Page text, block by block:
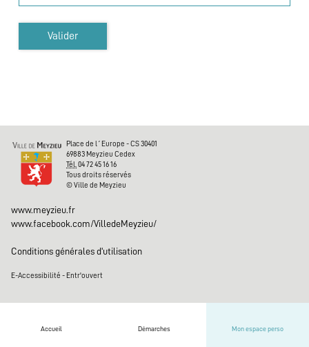
Urbanisme
Médiathèque
Conservatoire
Base nautique
Evénements
Accueil Démarches Mon espace perso
Valider
Place de l´Europe - CS 30401
69883 Meyzieu Cedex
Tél.04 72 45 16 16
Tous droits réservés
© Ville de Meyzieu
www.meyzieu.fr
www.facebook.com/VilledeMeyzieu/
Conditions générales d'utilisation
E-Accessibilité - Entr'ouvert
Haut de page